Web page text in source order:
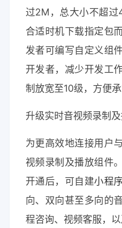
过2M，总大小不超
合适时机下载指定包
发者可编写自定义组
开发者，减少开发工
制放宽至10级，方便
升级实时音视频录制
为更高效地连接用户
视频录制及播放组件
开通后，可自建小程
向、双向甚至多向的
程咨询、视频客服，以